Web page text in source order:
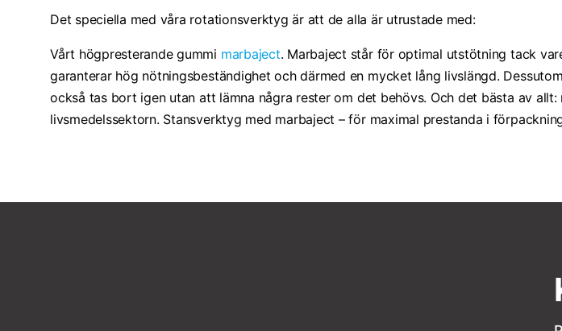
Det speciella med våra rotationsverktyg är att de alla är utrustade med:
Vårt högpresterande gummi marbaject. Marbaject står för optimal utstötning tack
garanterar hög nötningsbeständighet och därmed en mycket lång livslängd.
också tas bort igen utan att lämna några rester om det behövs. Och det bästa av
livsmedelssektorn. Stansverktyg med marbaject – för maximal prestanda i